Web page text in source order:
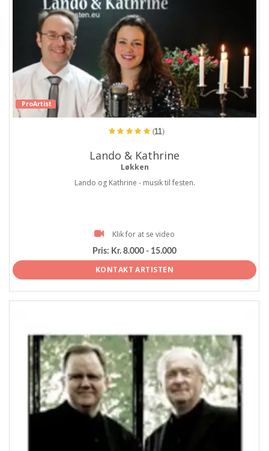
ProArtist
(11)
Lando & Kathrine
Løkken
Lando og Kathrine - musik til festen.
Klik for at se video
Pris: Kr. 8.000 - 15.000
KONTAKT ARTISTEN